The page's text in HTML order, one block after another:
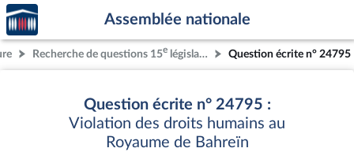
Aller au contenu
Aller en bas de la page
Accèder
à la
page
d'accueil
Assemblée nationale
Recherche de questions 15e législature Question écrite n° 24795
Question écrite n° 24795 :
Violation des droits humains au
Royaume de Bahreïn